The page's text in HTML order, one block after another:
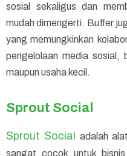
sosial sekaligus dan
mudah dimengerti. Buffer
yang memungkinkan
pengelolaan media sosial,
maupun usaha kecil.
Sprout Social
Sprout Social
adalah
sangat cocok untuk